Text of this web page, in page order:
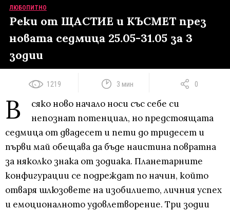
ЛЮБОПИТНО
Реки от ЩАСТИЕ и КЪСМЕТ през
новата седмица 25.05-31.05 за 3
зодии
1219 3 мин 0
В
сяко ново начало носи със себе си
непознат потенциал, но предстоящата
седмица от двадесет и пети до тридесет и
първи май обещава да бъде наистина повратна
за няколко знака от зодиака. Планетарните
конфигурации се подреждат по начин, който
отваря шлюзовете на изобилието, личния успех
и емоционалното удовлетворение. Три зодии